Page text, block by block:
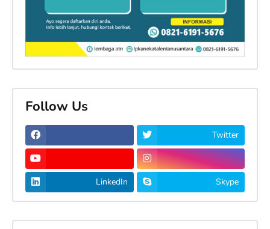
Follow Us
Twitter
LinkedIn Skype